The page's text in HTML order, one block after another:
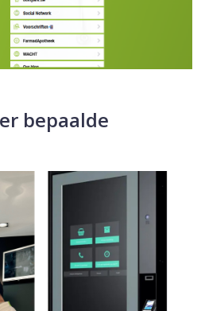
bepaalde